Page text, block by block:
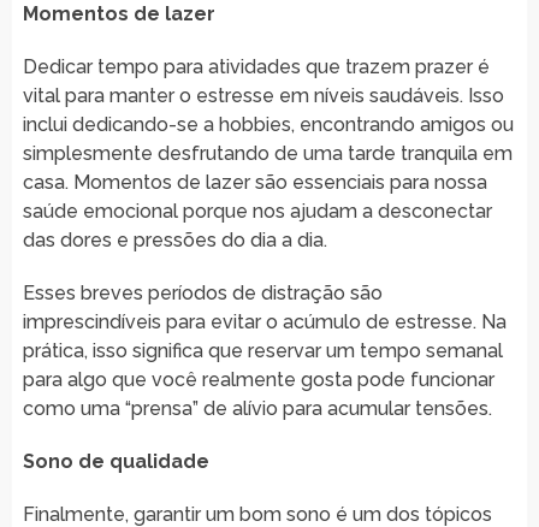
Momentos de lazer
Dedicar tempo para atividades que trazem prazer é
vital para manter o estresse em níveis saudáveis. Isso
inclui dedicando-se a hobbies, encontrando amigos ou
simplesmente desfrutando de uma tarde tranquila em
casa. Momentos de lazer são essenciais para nossa
saúde emocional porque nos ajudam a desconectar
das dores e pressões do dia a dia.
Esses breves períodos de distração são
imprescindíveis para evitar o acúmulo de estresse. Na
prática, isso significa que reservar um tempo semanal
para algo que você realmente gosta pode funcionar
como uma “prensa” de alívio para acumular tensões.
Sono de qualidade
Finalmente, garantir um bom sono é um dos tópicos